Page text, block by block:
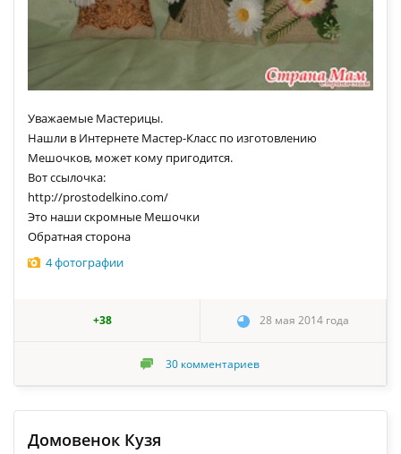
Уважаемые Мастерицы.
Нашли в Интернете Мастер-Класс по изготовлению
Мешочков, может кому пригодится.
Вот ссылочка:
http://prostodelkino.com/
Это наши скромные Мешочки
Обратная сторона
4 фотографии
+38 28 мая 2014 года
30 комментариев
Домовенок Кузя